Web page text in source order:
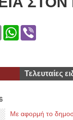
EmailWhatsApp
Τελευταίες
Με αφορμή το